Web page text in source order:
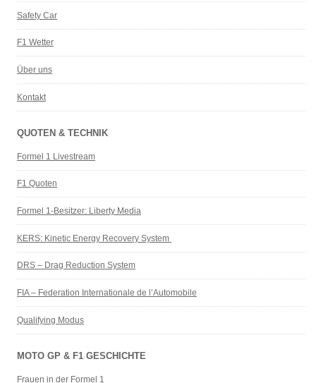
Safety Car
F1 Wetter
Über uns
Kontakt
QUOTEN & TECHNIK
Formel 1 Livestream
F1 Quoten
Formel 1-Besitzer: Liberty Media
KERS: Kinetic Energy Recovery System
DRS – Drag Reduction System
FIA – Federation Internationale de l’Automobile
Qualifying Modus
MOTO GP & F1 GESCHICHTE
Frauen in der Formel 1